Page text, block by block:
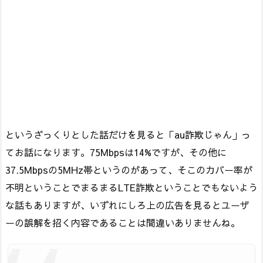
というざっくりとした話だけを見ると「au詐欺じゃん」っ
てお話になります。75Mbpsは14%ですが、その他に
37.5Mbpsの5MHz帯というのがあって、そこのカバー率が
不明ということでまるまるLTE詐欺ということでもないよう
な話もありますが、いずれにしろ上の広告を見るとユーザ
ーの誤解を招く内容であることは間違いありませんね。